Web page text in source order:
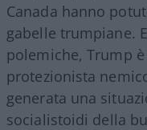
Canada hanno
gabelle trumpiane.
polemiche, Trump
protezionista
generata una
socialistoidi della